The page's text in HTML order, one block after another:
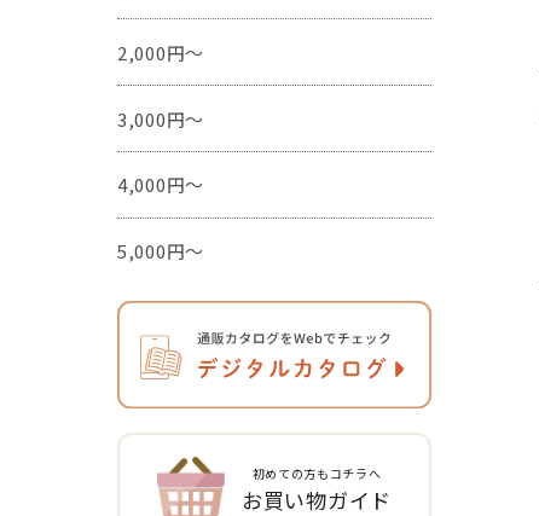
2,000円～
3,000円～
4,000円～
5,000円～
初めての方もコチラへ
お買い物ガイド